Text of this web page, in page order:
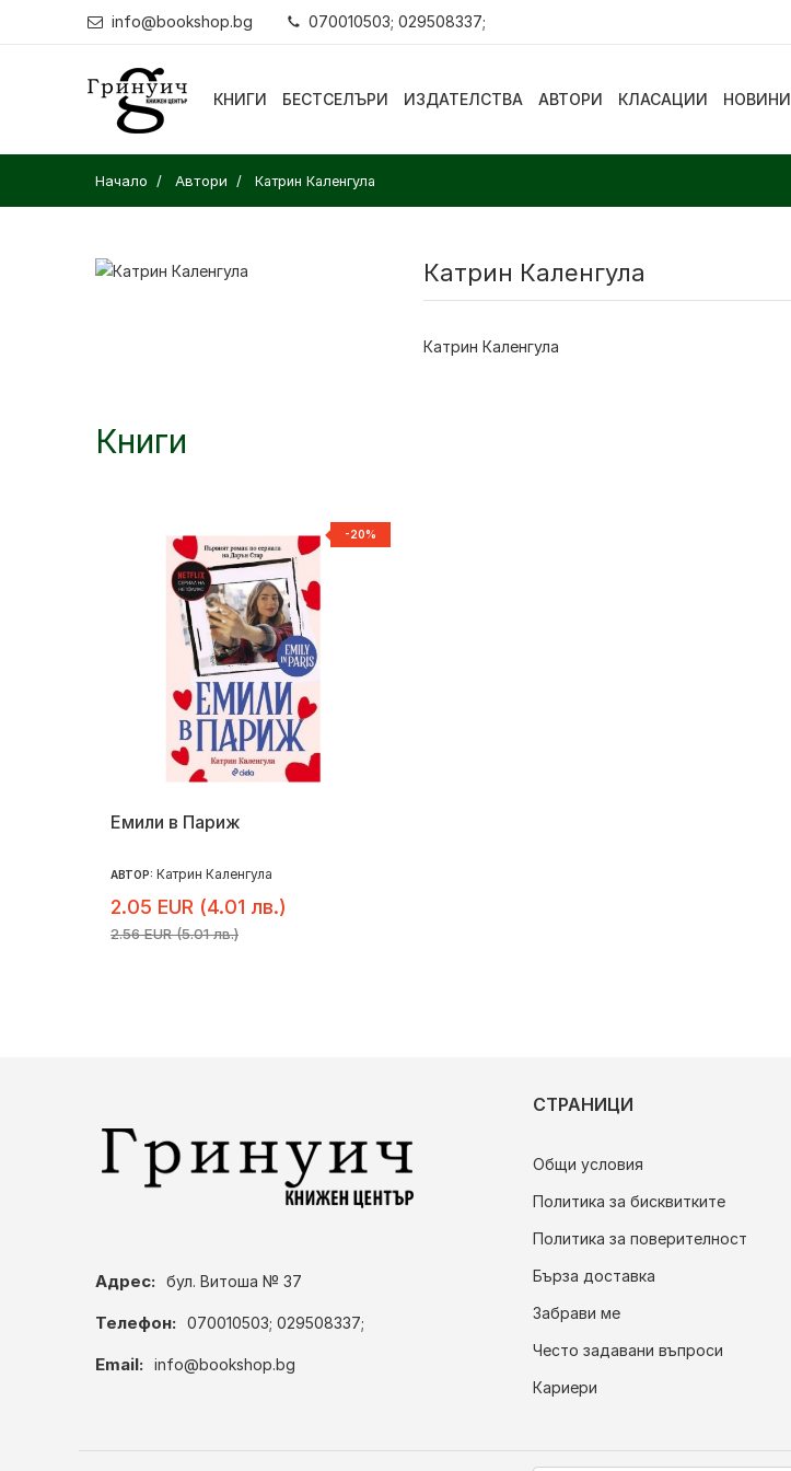
info@bookshop.bg 070010503; 029508337;
КНИГИ БЕСТСЕЛЪРИ ИЗДАТЕЛСТВА АВТОРИ КЛАСАЦИИ НОВИНИ
Начало Автори Катрин Каленгула
Катрин Каленгула
Катрин Каленгула
Книги
-20%
Емили в Париж
АВТОР: Катрин Каленгула
2.05 EUR (4.01 лв.)
2.56 EUR (5.01 лв.)
Адрес: бул. Витоша № 37
Телефон: 070010503; 029508337;
Email: info@bookshop.bg
СТРАНИЦИ
Общи условия
Политика за бисквитките
Политика за поверителност
Бърза доставка
Забрави ме
Често задавани въпроси
Кариери